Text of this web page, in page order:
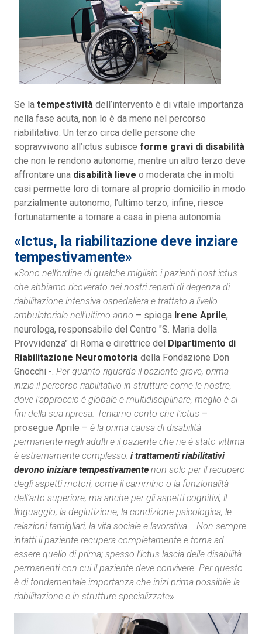
Se la tempestività dell’intervento è di vitale importanza
nella fase acuta, non lo è da meno nel percorso
riabilitativo. Un terzo circa delle persone che
sopravvivono all’ictus subisce forme gravi di disabilità
che non le rendono autonome, mentre un altro terzo deve
affrontare una disabilità lieve o moderata che in molti
casi permette loro di tornare al proprio domicilio in modo
parzialmente autonomo; l'ultimo terzo, infine, riesce
fortunatamente a tornare a casa in piena autonomia.
«Ictus, la riabilitazione deve inziare
tempestivamente»
«Sono nell’ordine di qualche migliaio i pazienti post ictus
che abbiamo ricoverato nei nostri reparti di degenza di
riabilitazione intensiva ospedaliera e trattato a livello
ambulatoriale nell’ultimo anno – spiega Irene Aprile,
neurologa, responsabile del Centro "S. Maria della
Provvidenza" di Roma e direttrice del Dipartimento di
Riabilitazione Neuromotoria della Fondazione Don
Gnocchi -. Per quanto riguarda il paziente grave, prima
inizia il percorso riabilitativo in strutture come le nostre,
dove l’approccio è globale e multidisciplinare, meglio è ai
fini della sua ripresa. Teniamo conto che l’ictus –
prosegue Aprile – è la prima causa di disabilità
permanente negli adulti e il paziente che ne è stato vittima
è estremamente complesso: i trattamenti riabilitativi
devono iniziare tempestivamente non solo per il recupero
degli aspetti motori, come il cammino o la funzionalità
dell’arto superiore, ma anche per gli aspetti cognitivi, il
linguaggio, la deglutizione, la condizione psicologica, le
relazioni famigliari, la vita sociale e lavorativa... Non sempre
infatti il paziente recupera completamente e torna ad
essere quello di prima; spesso l’ictus lascia delle disabilità
permanenti con cui il paziente deve convivere. Per questo
è di fondamentale importanza che inizi prima possibile la
riabilitazione e in strutture specializzate».